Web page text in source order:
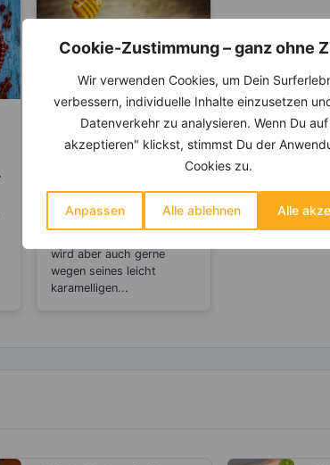
Cookie-Zustimmung – ganz ohne
Wir verwenden Cookies, um Dein
verbessern, individuelle Inhalte einzusetzen
Datenverkehr zu analysieren. Wenn Du auf
akzeptieren" klickst, stimmst Du der
Cookies zu.
Anpassen Alle ablehnen Alle
GESUNDE ERNÄHRUNG
LEBENSMITTEL
was ist gesünder?
Honig ist bei uns ein
wird aber auch gerne
wegen seines leicht
karamelligen...